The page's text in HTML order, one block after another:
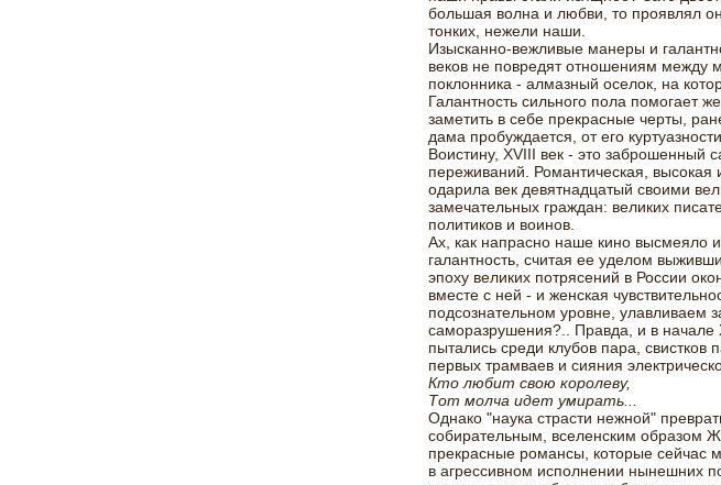
большая волна и любви, то проявлял
тонких, нежели наши.
Изысканно-вежливые манеры и
веков не повредят отношениям между
поклонника - алмазный оселок, на
Галантность сильного пола помогает
заметить в себе прекрасные черты,
дама пробуждается, от его
Воистину, XVIII век - это заброшенный
переживаний. Романтическая, высокая
одарила век девятнадцатый своими
замечательных граждан: великих
политиков и воинов.
Ах, как напрасно наше кино высмеяло
галантность, считая ее уделом
эпоху великих потрясений в России
вместе с ней - и женская
подсознательном уровне, улавливаем
саморазрушения?.. Правда, и в начале
пытались среди клубов пара, свистков
первых трамваев и сияния
Кто любит свою королеву,
Тот молча идет умирать...
Однако "наука страсти нежной"
собирательным, вселенским
прекрасные романсы, которые сейчас
в агрессивном исполнении нынешних